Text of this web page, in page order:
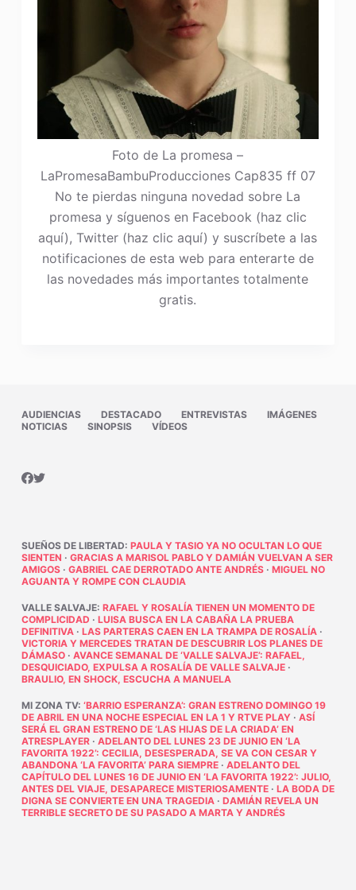
Foto de La promesa –
LaPromesaBambuProducciones Cap835 ff 07
No te pierdas ninguna novedad sobre La
promesa y síguenos en Facebook (haz clic
aquí), Twitter (haz clic aquí) y suscríbete a las
notificaciones de esta web para enterarte de
las novedades más importantes totalmente
gratis.
AUDIENCIAS DESTACADO ENTREVISTAS
IMÁGENES
NOTICIAS
SINOPSIS VÍDEOS
SUEÑOS DE LIBERTAD: PAULA Y TASIO YA NO OCULTAN LO QUE
SIENTEN · GRACIAS A MARISOL PABLO Y DAMIÁN VUELVAN A SER
AMIGOS· GABRIEL CAE DERROTADO ANTE ANDRÉS· MIGUEL NO
AGUANTA Y ROMPE CON CLAUDIA
VALLE SALVAJE: RAFAEL Y ROSALÍA TIENEN UN MOMENTO DE
COMPLICIDAD · LUISA BUSCA EN LA CABAÑA LA PRUEBA
DEFINITIVA· LAS PARTERAS CAEN EN LA TRAMPA DE ROSALÍA·
VICTORIA Y MERCEDES TRATAN DE DESCUBRIR LOS PLANES DE
DÁMASO· AVANCE SEMANAL DE ‘VALLE SALVAJE’: RAFAEL,
DESQUICIADO, EXPULSA A ROSALÍA DE VALLE SALVAJE·
BRAULIO, EN SHOCK, ESCUCHA A MANUELA
MI ZONA TV: ‘BARRIO ESPERANZA’: GRAN ESTRENO DOMINGO 19
DE ABRIL EN UNA NOCHE ESPECIAL EN LA 1 Y RTVE PLAY· ASÍ
SERÁ EL GRAN ESTRENO DE ‘LAS HIJAS DE LA CRIADA’ EN
ATRESPLAYER· ADELANTO DEL LUNES 23 DE JUNIO EN ‘LA
FAVORITA 1922’: CECILIA, DESESPERADA, SE VA CON CESAR Y
ABANDONA ‘LA FAVORITA’ PARA SIEMPRE· ADELANTO DEL
CAPÍTULO DEL LUNES 16 DE JUNIO EN ‘LA FAVORITA 1922’: JULIO,
ANTES DEL VIAJE, DESAPARECE MISTERIOSAMENTE· LA BODA DE
DIGNA SE CONVIERTE EN UNA TRAGEDIA· DAMIÁN REVELA UN
TERRIBLE SECRETO DE SU PASADO A MARTA Y ANDRÉS